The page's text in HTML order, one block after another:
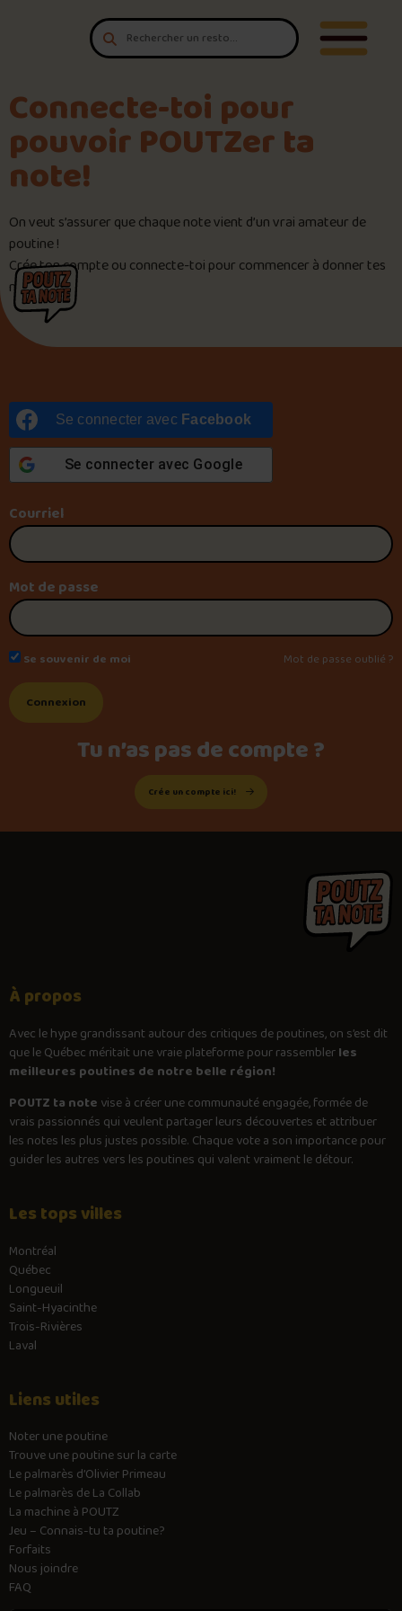
Aller au contenu
Ouvrir/
T'es un vrai
amateur de poutine?
Noter une poutine!
Jeu – Connais-tu ta poutine?
Forfaits
Foire aux questions
Me connecter
Connecte-toi pour
pouvoir POUTZer ta
note!
On veut s’assurer que chaque note vient d’un vrai amateur de
poutine !
Crée ton compte ou connecte-toi pour commencer à donner tes
notes !
Se connecter avec Facebook
Se connecter avec Google
Courriel
Mot de passe
Se souvenir de moi Mot de passe oublié ?
Tu n’as pas de compte ?
Crée un compte ici!
À propos
Avec lehypegrandissant autour des critiques de poutines, on s’est dit
que le Québec méritait une vraie plateforme pour rassemblerles
meilleures poutines de notre belle région!
POUTZ ta note vise à créer une communauté engagée, formée de
vrais passionnés qui veulent partager leurs découvertes et attribuer
les notes les plus justes possible. Chaque vote a son importance pour
guider les autres vers les poutines qui valent vraiment le détour.
Les tops villes
Montréal
Québec
Longueuil
Saint-Hyacinthe
Trois-Rivières
Laval
Liens utiles
Noter une poutine
Trouve une poutine sur la carte
Le palmarès d’Olivier Primeau
Le palmarès de La Collab
La machine à POUTZ
Jeu – Connais-tu ta poutine?
Forfaits
Nous joindre
FAQ